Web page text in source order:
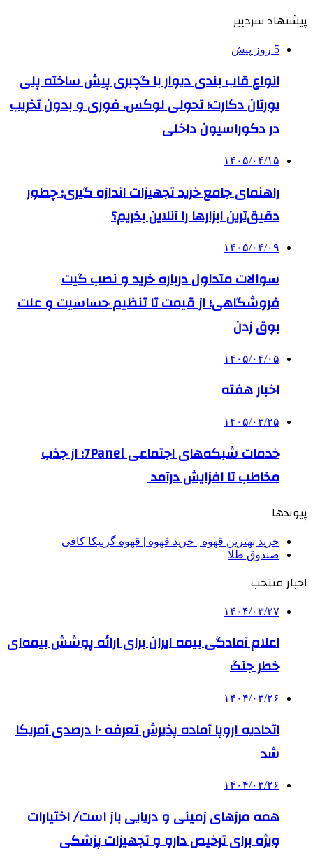
پیشنهاد سردبیر
5 روز پیش
انواع قاب بندی دیوار با گچبری پیش ساخته پلی
یورتان دکارت؛ تحولی لوکس، فوری و بدون تخریب
در دکوراسیون داخلی
۱۴۰۵/۰۴/۱۵
راهنمای جامع خرید تجهیزات اندازه گیری؛ چطور
دقیق‌ترین ابزارها را آنلاین بخریم؟
۱۴۰۵/۰۴/۰۹
سوالات متداول درباره خرید و نصب گیت
فروشگاهی؛ از قیمت تا تنظیم حساسیت و علت
بوق زدن
۱۴۰۵/۰۴/۰۵
اخبار هفته
۱۴۰۵/۰۳/۲۵
خدمات شبکه‌های اجتماعی 7Panel؛ از جذب
مخاطب تا افزایش درآمد
پیوندها
خرید بهترین قهوه | خرید قهوه | قهوه گرنیکا کافی
صندوق طلا
اخبار منتخب
۱۴۰۴/۰۳/۲۷
اعلام آمادگی بیمه ایران برای ارائه پوشش بیمه‌ای
خطر جنگ
۱۴۰۴/۰۳/۲۶
اتحادیه اروپا آماده پذیرش تعرفه ۱۰ درصدی آمریکا
شد
۱۴۰۴/۰۳/۲۶
همه مرزهای زمینی و دریایی باز است/ اختیارات
ویژه برای ترخیص دارو و تجهیزات پزشکی